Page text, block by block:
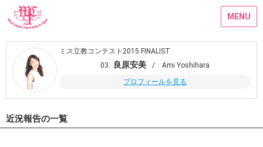
MENU
ミス立教コンテスト2015 FINALIST
03. 良原安美
/ Ami Yoshihara
プロフィールを見る
近況報告の一覧